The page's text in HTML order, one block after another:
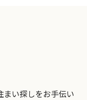
まい探しをお手伝い